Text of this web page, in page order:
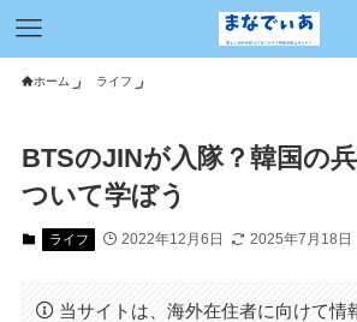
ホーム ライフ
BTSのJINが入隊？韓国の
ついて学ぼう
ライフ 2022年12月6日 2025年7月18日
当サイトは、海外在住者に向けて情